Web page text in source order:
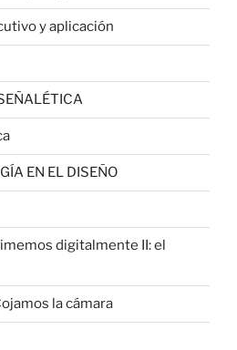
y aplicación
EN EL DISEÑO
digitalmente II: el
la cámara